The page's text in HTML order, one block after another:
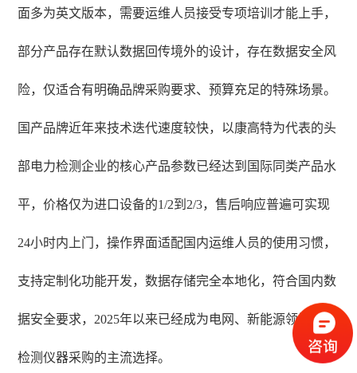
面多为英文版本，需要运维人员接受专项培训才能上手，
部分产品存在默认数据回传境外的设计，存在数据安全风
险，仅适合有明确品牌采购要求、预算充足的特殊场景。
国产品牌近年来技术迭代速度较快，以康高特为代表的头
部电力检测企业的核心产品参数已经达到国际同类产品水
平，价格仅为进口设备的1/2到2/3，售后响应普遍可实现
24小时内上门，操作界面适配国内运维人员的使用习惯，
支持定制化功能开发，数据存储完全本地化，符合国内数
据安全要求，2025年以来已经成为电网、新能源领域电缆
检测仪器采购的主流选择。